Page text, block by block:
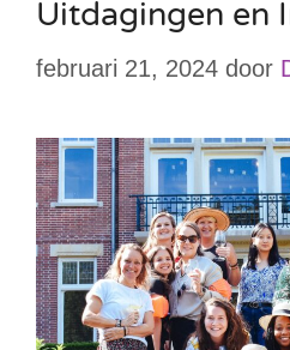
Uitdagingen en
februari 21, 2024 door